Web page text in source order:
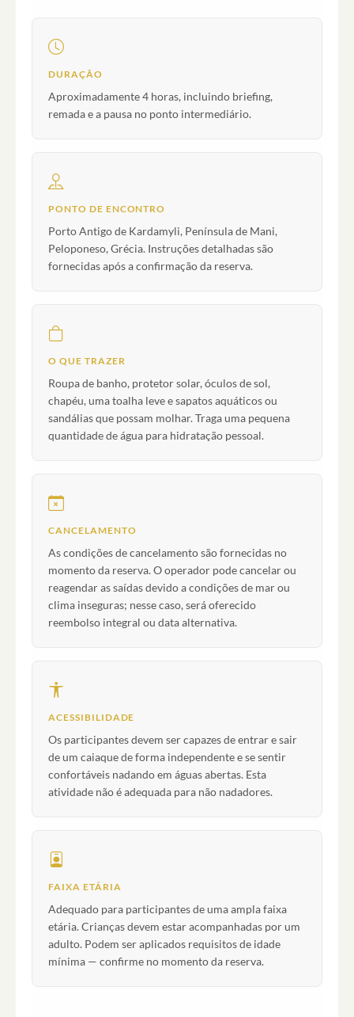
DURAÇÃO
Aproximadamente 4 horas, incluindo briefing,
remada e a pausa no ponto intermediário.
PONTO DE ENCONTRO
Porto Antigo de Kardamyli, Península de Mani,
Peloponeso, Grécia. Instruções detalhadas são
fornecidas após a confirmação da reserva.
O QUE TRAZER
Roupa de banho, protetor solar, óculos de sol,
chapéu, uma toalha leve e sapatos aquáticos ou
sandálias que possam molhar. Traga uma pequena
quantidade de água para hidratação pessoal.
CANCELAMENTO
As condições de cancelamento são fornecidas no
momento da reserva. O operador pode cancelar ou
reagendar as saídas devido a condições de mar ou
clima inseguras; nesse caso, será oferecido
reembolso integral ou data alternativa.
ACESSIBILIDADE
Os participantes devem ser capazes de entrar e sair
de um caiaque de forma independente e se sentir
confortáveis nadando em águas abertas. Esta
atividade não é adequada para não nadadores.
FAIXA ETÁRIA
Adequado para participantes de uma ampla faixa
etária. Crianças devem estar acompanhadas por um
adulto. Podem ser aplicados requisitos de idade
mínima — confirme no momento da reserva.